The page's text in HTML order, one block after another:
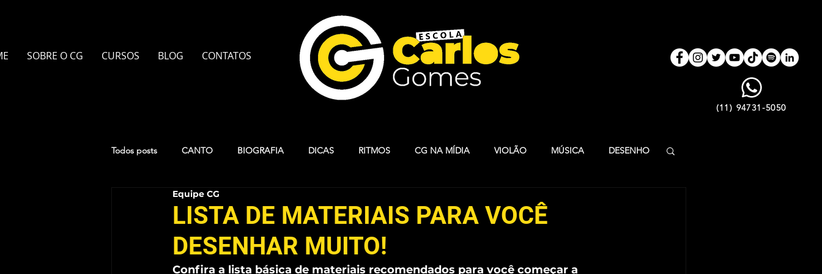
SOBRE O CG CURSOS BLOG CONTATOS
(11) 94731-5050
Todos posts CANTO BIOGRAFIA DICAS RITMOS CG NA MÍDIA VIOLÃO MÚSICA DESENHO
PIANO
PINTURA EM AQUARELA TECLADO HOMENAGEM CG
LISTA DE MATERIAIS PARA VOCÊ
DESENHAR MUITO!
Equipe CG
Confira a lista básica de materiais recomendados para você começar a